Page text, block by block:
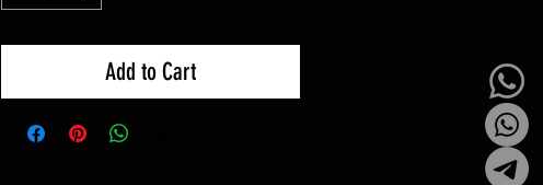
Add to Cart